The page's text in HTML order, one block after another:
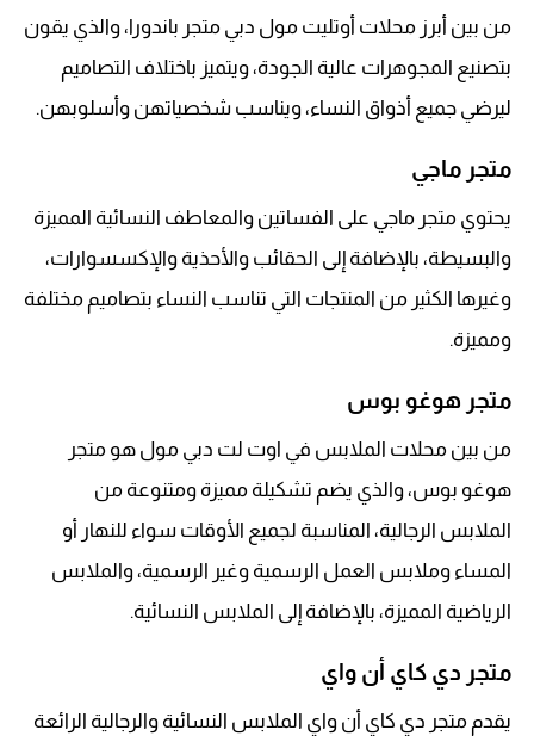
من بين أبرز محلات أوتليت مول دبي متجر باندورا، والذي يقون
بتصنيع المجوهرات عالية الجودة، ويتميز باختلاف التصاميم
ليرضي جميع أذواق النساء، ويناسب شخصياتهن وأسلوبهن.
متجر ماجي
يحتوي متجر ماجي على الفساتين والمعاطف النسائية المميزة
والبسيطة، بالإضافة إلى الحقائب والأحذية والإكسسوارات،
وغيرها الكثير من المنتجات التي تناسب النساء بتصاميم مختلفة
ومميزة.
متجر هوغو بوس
من بين محلات الملابس في اوت لت دبي مول هو متجر
هوغو بوس، والذي يضم تشكيلة مميزة ومتنوعة من
الملابس الرجالية، المناسبة لجميع الأوقات سواء للنهار أو
المساء وملابس العمل الرسمية وغير الرسمية، والملابس
الرياضية المميزة، بالإضافة إلى الملابس النسائية.
متجر دي كاي أن واي
يقدم متجر دي كاي أن واي الملابس النسائية والرجالية الرائعة